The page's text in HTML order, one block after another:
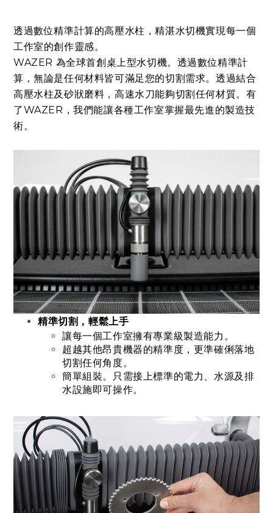
透過數位精準計算的高壓水柱，精湛水切機實現每一個
工作室的創作靈感。
WAZER 為全球首創桌上型水切機。透過數位精準計
算，無論是任何材料皆可滿足您的切割需求。透過結合
高壓水柱及砂狀磨料，高速水刀能夠切割任何材質。有
了WAZER，我們能讓各種工作室掌握最先進的製造技
術。
精準切割，輕鬆上手
讓每一個工作室擁有專業級製造能力。
超越其他昂貴機器的精準度，更準確俐落地
切割任何角度。
簡單組裝。只需接上標準的電力、水源及排
水設施即可操作。